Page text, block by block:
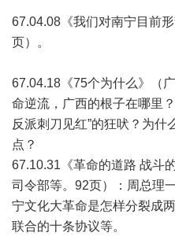
67.04.08《我们对南宁目前
页）。
67.04.18《75个为什么》（
命逆流，广西的根子在哪里
反派刺刀见红”的狂吠？为什
点？
67.10.31《革命的道路 战斗
司令部等。92页）：周总理
宁文化大革命是怎样分裂成
联合的十条协议等。